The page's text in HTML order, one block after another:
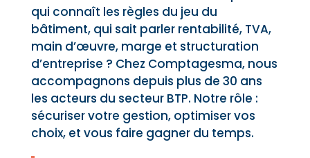
qui connaît les règles du jeu du
bâtiment, qui sait parler rentabilité, TVA,
main d’œuvre, marge et structuration
d’entreprise ? Chez Comptagesma, nous
accompagnons depuis plus de 30 ans
les acteurs du secteur BTP. Notre rôle :
sécuriser votre gestion, optimiser vos
choix, et vous faire gagner du temps.